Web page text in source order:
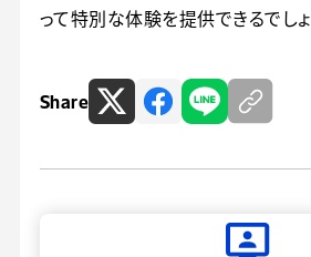
って特別な体験を提供できるでしょ
Share